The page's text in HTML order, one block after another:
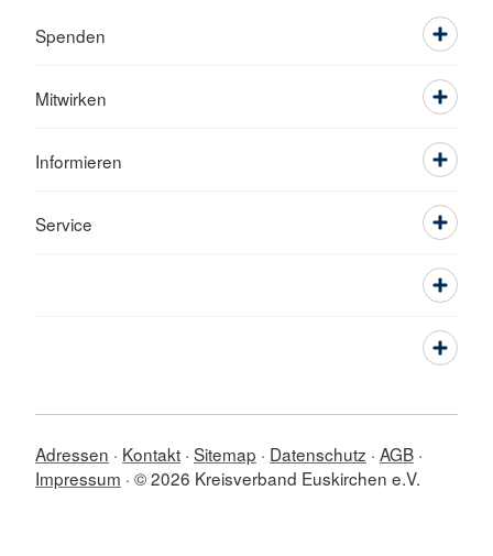
Spenden
Mitwirken
Informieren
Service
Adressen Kontakt Sitemap Datenschutz AGB
Impressum © 2026 Kreisverband Euskirchen e.V.